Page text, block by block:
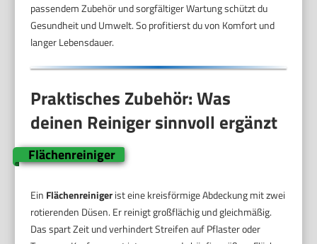
passendem Zubehör und sorgfältiger Wartung schützt du
Gesundheit und Umwelt. So profitierst du von Komfort und
langer Lebensdauer.
Praktisches Zubehör: Was
deinen Reiniger sinnvoll ergänzt
Flächenreiniger
Ein Flächenreinigerist eine kreisförmige Abdeckung mit zwei
rotierenden Düsen. Er reinigt großflächig und gleichmäßig.
Das spart Zeit und verhindert Streifen auf Pflaster oder